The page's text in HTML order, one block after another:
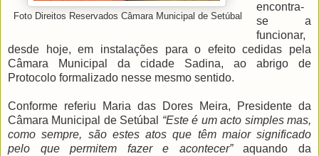
Foto Direitos Reservados Câmara Municipal de Setúbal
encontra-
se a
funcionar,
desde hoje, em instalações para o efeito cedidas pela
Câmara Municipal da cidade Sadina, ao abrigo de
Protocolo formalizado nesse mesmo sentido.
Conforme referiu Maria das Dores Meira, Presidente da
Câmara Municipal de Setúbal “Este é um acto simples mas,
como sempre, são estes atos que têm maior significado
pelo que permitem fazer e acontecer”aquando da